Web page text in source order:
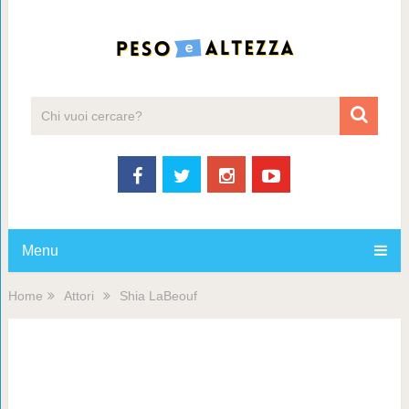
Menu
Home Attori Shia LaBeouf